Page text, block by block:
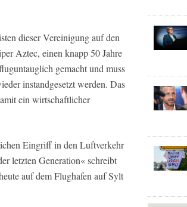
dieser Vereinigung auf den
Aztec, einen knapp 50 Jahre
gemacht und muss
instandgesetzt werden. Das
ein wirtschaftlicher
Eingriff in den Luftverkehr
letzten Generation« schreibt
auf dem Flughafen auf Sylt